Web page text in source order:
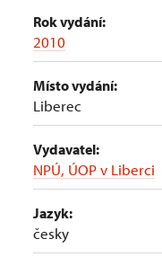
Rok vydání:
2010
Místo vydání:
Liberec
Vydavatel:
NPÚ, ÚOP v Liberci
Jazyk:
česky